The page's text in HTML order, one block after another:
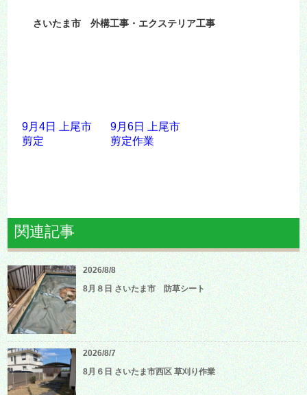
さいたま市 外構工事・エクステリア工事
9月4日 上尾市
剪定
9月6日 上尾市
剪定作業
関連記事
2026/8/8
8月８日 さいたま市 防草シート
2026/8/7
8月６日 さいたま市西区 草刈り作業